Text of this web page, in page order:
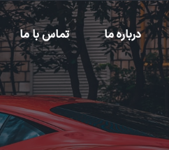
درباره ما تماس با ما